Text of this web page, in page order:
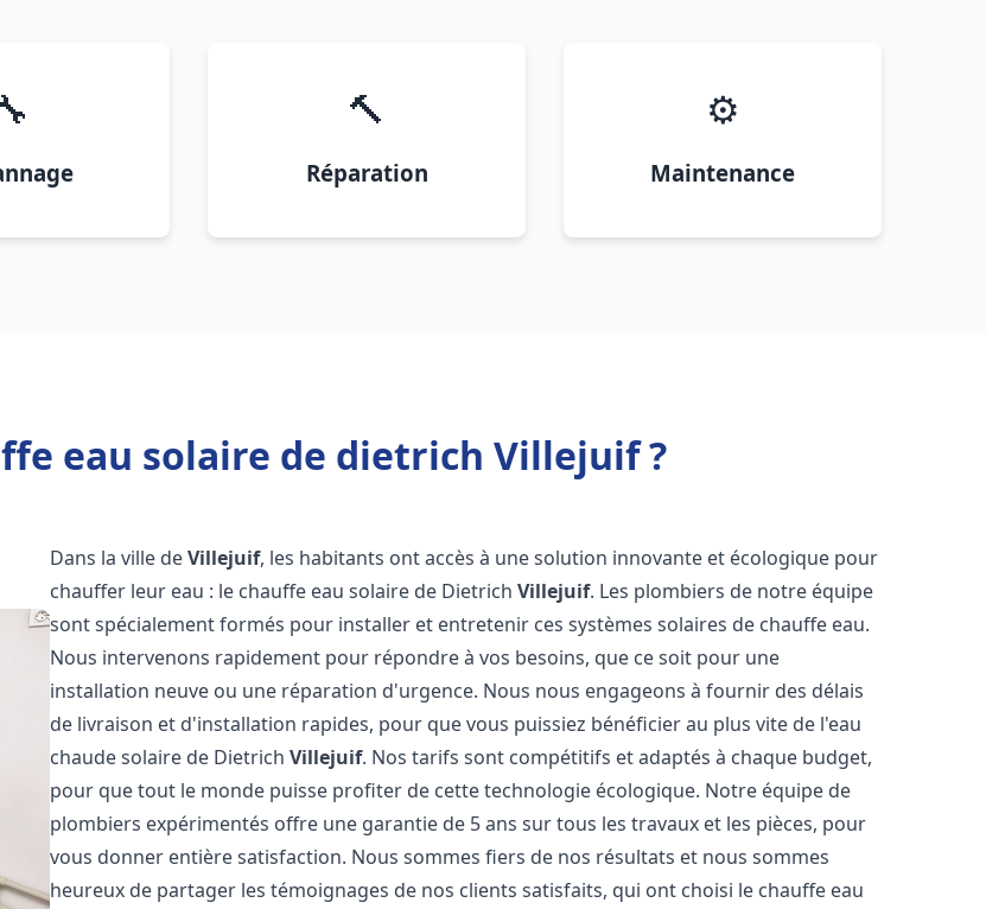
🔨
Réparation
⚙️
Maintenance
eau solaire de dietrich Villejuif ?
Dans la ville deVillejuif, les habitants ont accès à une solution innovante et écologique pour
chauffer leur eau : le chauffe eau solaire de DietrichVillejuif. Les plombiers de notre équipe
sont spécialement formés pour installer et entretenir ces systèmes solaires de chauffe eau.
Nous intervenons rapidement pour répondre à vos besoins, que ce soit pour une
installation neuve ou une réparation d'urgence. Nous nous engageons à fournir des délais
de livraison et d'installation rapides, pour que vous puissiez bénéficier au plus vite de l'eau
chaude solaire de DietrichVillejuif. Nos tarifs sont compétitifs et adaptés à chaque budget,
pour que tout le monde puisse profiter de cette technologie écologique. Notre équipe de
plombiers expérimentés offre une garantie de 5 ans sur tous les travaux et les pièces, pour
vous donner entière satisfaction. Nous sommes fiers de nos résultats et nous sommes
heureux de partager les témoignages de nos clients satisfaits, qui ont choisi le chauffe eau